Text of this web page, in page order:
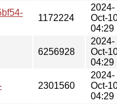
1172224
2024-
Oct-
04:29
6256928
2024-
Oct-
04:29
2301560
2024-
Oct-
04:29